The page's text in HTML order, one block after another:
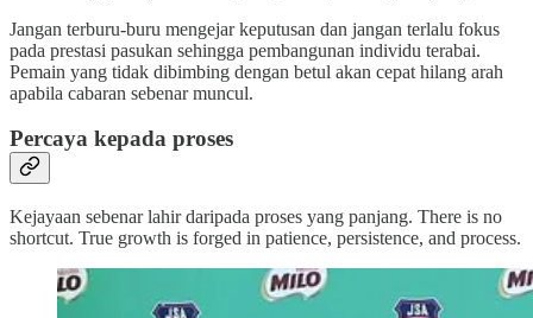
Jangan terburu-buru mengejar keputusan dan jangan terlalu fokus
pada prestasi pasukan sehingga pembangunan individu terabai.
Pemain yang tidak dibimbing dengan betul akan cepat hilang arah
apabila cabaran sebenar muncul.
Percaya kepada proses
Kejayaan sebenar lahir daripada proses yang panjang. There is no
shortcut. True growth is forged in patience, persistence, and process.